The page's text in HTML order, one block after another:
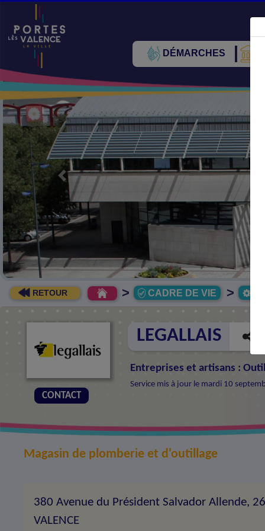
DÉMARCHES
Précédent
RETOUR > CADRE DE VIE >
LEGALLAIS
Entreprises et artisans :
Service mis à jour le mardi 10
CONTACT
Magasin de plomberie et d'outillage
380 Avenue du Président Salvador Allende,
VALENCE